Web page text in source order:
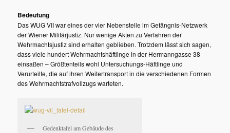
Bedeutung
Das WUG VII war eines der vier Nebenstelle im Gefängnis-Netzwerk
der Wiener Militärjustiz. Nur wenige Akten zu Verfahren der
Wehrmachtsjustiz sind erhalten geblieben. Trotzdem lässt sich sagen,
dass viele hundert Wehrmachtshäftlinge in der Hermanngasse 38
einsaßen – Größtenteils wohl Untersuchungs-Häftlinge und
Verurteilte, die auf ihren Weitertransport in die verschiedenen Formen
des Wehrmachtstrafvollzugs warteten.
Gedenktafel am Gebäude des